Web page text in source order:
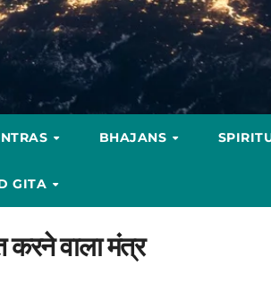
BHAJANS
GITA
करने वाला मंत्र